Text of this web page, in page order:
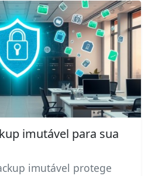
imutável para sua
imutável protege